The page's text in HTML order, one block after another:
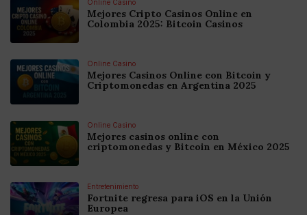
Online Casino
Mejores Cripto Casinos Online en
Colombia 2025: Bitcoin Casinos
Online Casino
Mejores Casinos Online con Bitcoin y
Criptomonedas en Argentina 2025
Online Casino
Mejores casinos online con
criptomonedas y Bitcoin en México 2025
Entretenimiento
Fortnite regresa para iOS en la Unión
Europea